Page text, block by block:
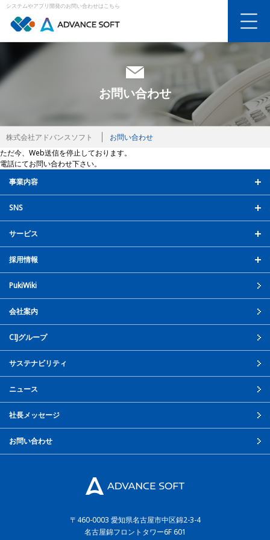
システムやアプリ開発のお問い合わせはこちら
お問い合わせ
株式会社アドバンスソフト
お問い合わせ
ただ今、Web送信を停止しております。
電話にてお問い合わせ下さい。
事業内容
SNS
サービス
採用情報
PukiWiki
会社案内
CIJグループ
サステナビリティ
ニュース
社長メッセージ
お問い合わせ
〒460-0003 愛知県名古屋市中区錦2-3-4
名古屋錦フロントタワー6F 601